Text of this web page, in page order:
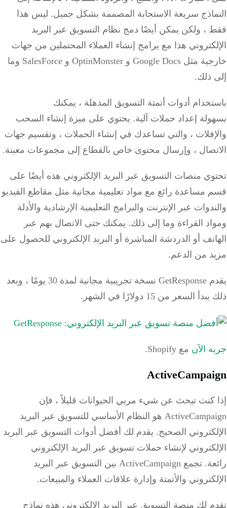
سريعةالاستجابة المصممة بشكل جميل.ليس هذا
، ولكن يمكن أيضًا دمج نظام التسويق عبر البريد
هذا مع برامج إنشاء العملاء المحتملين من جهات
خارجية مثل Google Docs و OptinMonster و SalesForce وما
ذلك.
أدوات أتمتة التسويق المذهلة ، يمكنك
إعدادحملات آلية.يحتوي على ميزة إنشاء السحب
، والتي تساعدك في إنشاء الحملات ، وتقسيم جهات
، وإرسال محتوى خاص بالقطاع إلى مجموعات معينة.
منصات التسويق عبر البريد الإلكتروني هذه أيضًا على
مساعدة رائع مع مواد تعليمية مجانية مثل مقاطع الفيديو
عبر الإنترنت والبرامج التعليمية الإرشادية والأدلة
القراءة وما إلى ذلك. يمكنك حتى الاتصال بهم عبر
أو الدردشة المباشرة أو البريد الإلكتروني للحصول على
من الدعم.
يقدم GetResponse نسخة تجريبية مجانية لمدة 30 يومًا ، وبعد
السعر من 15 دولارًا في الشهر.
الآنمع Shopify.
كنت تبحث عن شيء مربي الحيوانات قليلاً ، فإن
ActiveCampaign هو النظام الأساسي للتسويق عبر البريد
الصحيح.يقدم لك أفضل أدوات التسويق عبر البريد
لإنشاء حملات تسويق عبر البريد الإلكتروني
تجمع ActiveCampaign بين التسويق عبر البريد
والأتمتة وإدارة علاقات العملاء والمبيعات.
لك منصة التسويق عبر البريد الإلكتروني هذه نماذج